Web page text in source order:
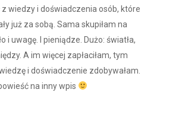
wiedzy i doświadczenia osób, które
już za sobą. Sama skupiłam na
i uwagę. I pieniądze. Dużo: światła,
A im więcej zapłaciłam, tym
i doświadczenie zdobywałam.
na inny wpis